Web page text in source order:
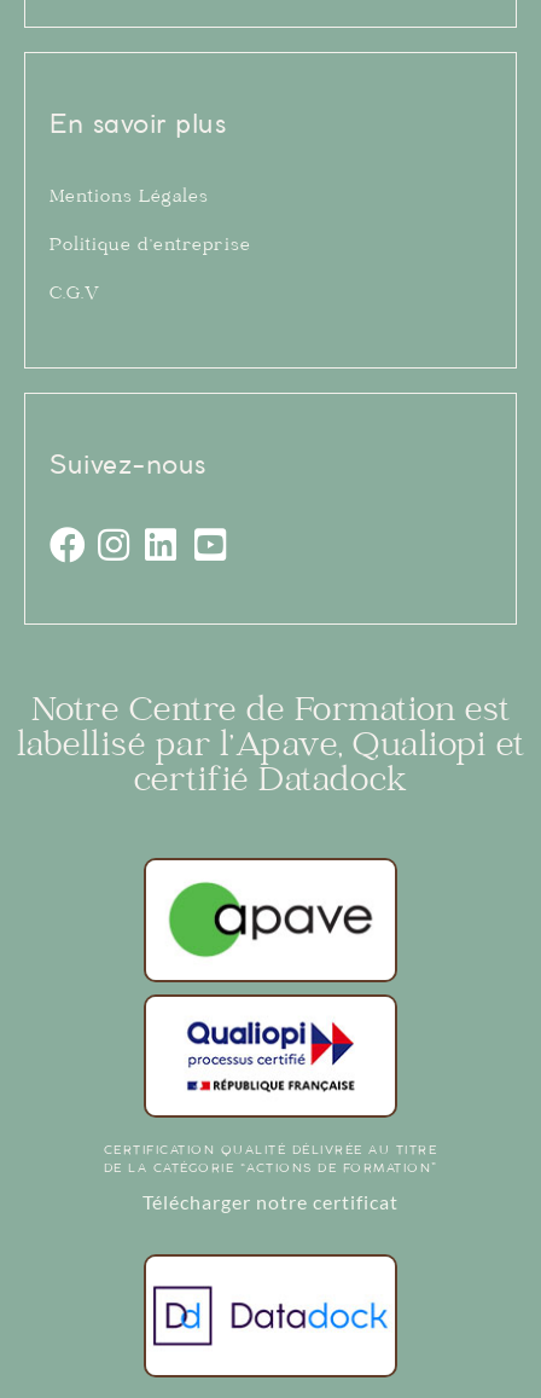
En savoir plus
Mentions Légales
Politique d’entreprise
C.G.V
Suivez-nous
Notre Centre de Formation est
labellisé par l’Apave, Qualiopi et
certifié Datadock
CERTIFICATION QUALITÉ DÉLIVRÉE AU TITRE
DE LA CATÉGORIE “ACTIONS DE FORMATION”
Télécharger notre certificat